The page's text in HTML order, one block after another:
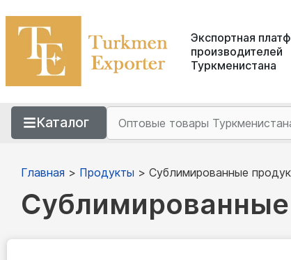
Экспортная
производителей
Туркменистана
Каталог
Главная > Продукты > Сублимированные